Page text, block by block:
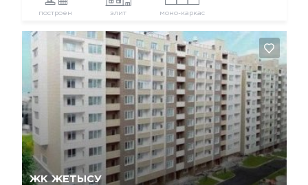
построен элит моно-каркас
ЖК ЖЕТЫСУ
Да, удалить Отмена